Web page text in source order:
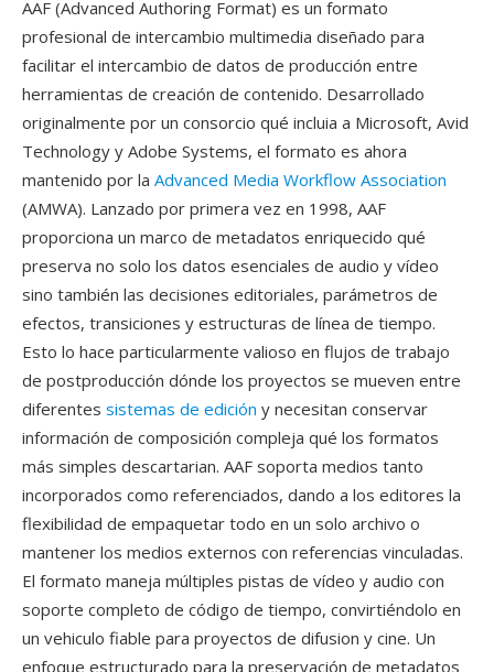
AAF (Advanced Authoring Format) es un formato
profesional de intercambio multimedia diseñado para
facilitar el intercambio de datos de producción entre
herramientas de creación de contenido. Desarrollado
originalmente por un consorcio qué incluia a Microsoft, Avid
Technology y Adobe Systems, el formato es ahora
mantenido por la Advanced Media Workflow Association
(AMWA). Lanzado por primera vez en 1998, AAF
proporciona un marco de metadatos enriquecido qué
preserva no solo los datos esenciales de audio y vídeo
sino también las decisiones editoriales, parámetros de
efectos, transiciones y estructuras de línea de tiempo.
Esto lo hace particularmente valioso en flujos de trabajo
de postproducción dónde los proyectos se mueven entre
diferentes sistemas de edición y necesitan conservar
información de composición compleja qué los formatos
más simples descartarian. AAF soporta medios tanto
incorporados como referenciados, dando a los editores la
flexibilidad de empaquetar todo en un solo archivo o
mantener los medios externos con referencias vinculadas.
El formato maneja múltiples pistas de vídeo y audio con
soporte completo de código de tiempo, convirtiéndolo en
un vehiculo fiable para proyectos de difusion y cine. Un
enfoque estructurado para la preservación de metadatos